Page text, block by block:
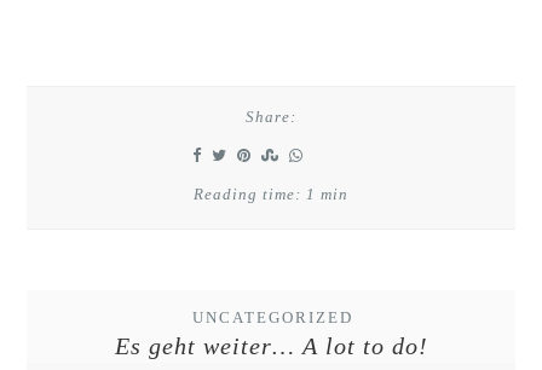
Share:
Reading time: 1 min
UNCATEGORIZED
Es geht weiter… A lot to do!